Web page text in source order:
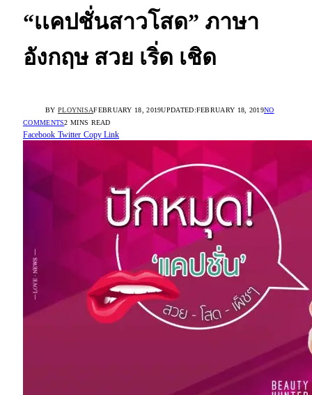
“เเคปชั่นสาวโสด” ภาษา
อังกฤษ สวย เริ่ด เชิด
BY PLOYNISAFEBRUARY 18, 2019UPDATED:FEBRUARY 18, 2019NO
COMMENTS2 MINS READ
Facebook Twitter Copy Link